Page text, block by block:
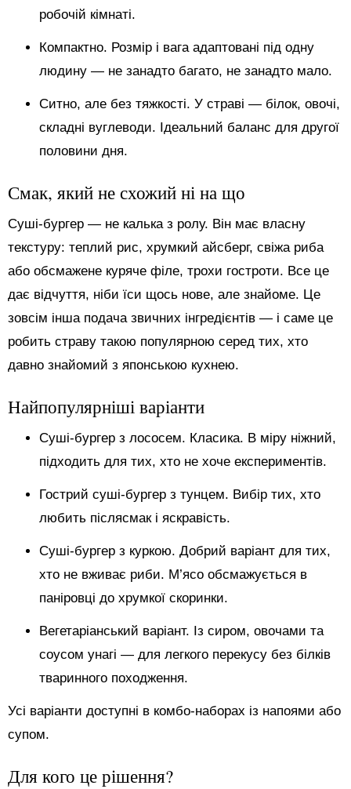
робочій кімнаті.
Компактно. Розмір і вага адаптовані під одну
людину — не занадто багато, не занадто мало.
Ситно, але без тяжкості. У страві — білок, овочі,
складні вуглеводи. Ідеальний баланс для другої
половини дня.
Смак, який не схожий ні на що
Суші-бургер — не калька з ролу. Він має власну
текстуру: теплий рис, хрумкий айсберг, свіжа риба
або обсмажене куряче філе, трохи гостроти. Все це
дає відчуття, ніби їси щось нове, але знайоме. Це
зовсім інша подача звичних інгредієнтів — і саме це
робить страву такою популярною серед тих, хто
давно знайомий з японською кухнею.
Найпопулярніші варіанти
Суші-бургер з лососем. Класика. В міру ніжний,
підходить для тих, хто не хоче експериментів.
Гострий суші-бургер з тунцем. Вибір тих, хто
любить післясмак і яскравість.
Суші-бургер з куркою. Добрий варіант для тих,
хто не вживає риби. М’ясо обсмажується в
паніровці до хрумкої скоринки.
Вегетаріанський варіант. Із сиром, овочами та
соусом унагі — для легкого перекусу без білків
тваринного походження.
Усі варіанти доступні в комбо-наборах із напоями або
супом.
Для кого це рішення?